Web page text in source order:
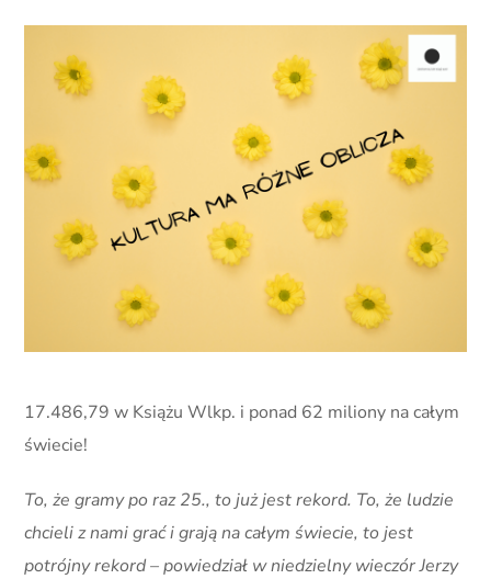
17.486,79 w Książu Wlkp. i ponad 62 miliony na całym
świecie!
To, że gramy po raz 25., to już jest rekord. To, że ludzie
chcieli z nami grać i grają na całym świecie, to jest
potrójny rekord – powiedział w niedzielny wieczór Jerzy